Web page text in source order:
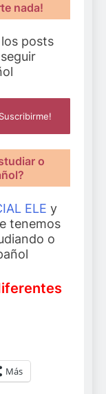
nada!
posts
o
ELE y
tenemos
o
Más